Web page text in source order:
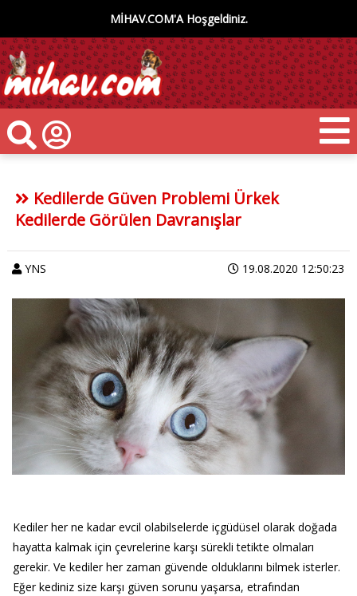
MİHAV.COM'A Hoşgeldiniz.
Kedilerde Güven Problemi Ürkek
Kedilerde Görülen Davranışlar
YNS 19.08.2020 12:50:23
Kediler her ne kadar evcil olabilselerde içgüdüsel olarak doğada
hayatta kalmak için çevrelerine karşı sürekli tetikte olmaları
gerekir. Ve kediler her zaman güvende olduklarını bilmek isterler.
Eğer kediniz size karşı güven sorunu yaşarsa, etrafından